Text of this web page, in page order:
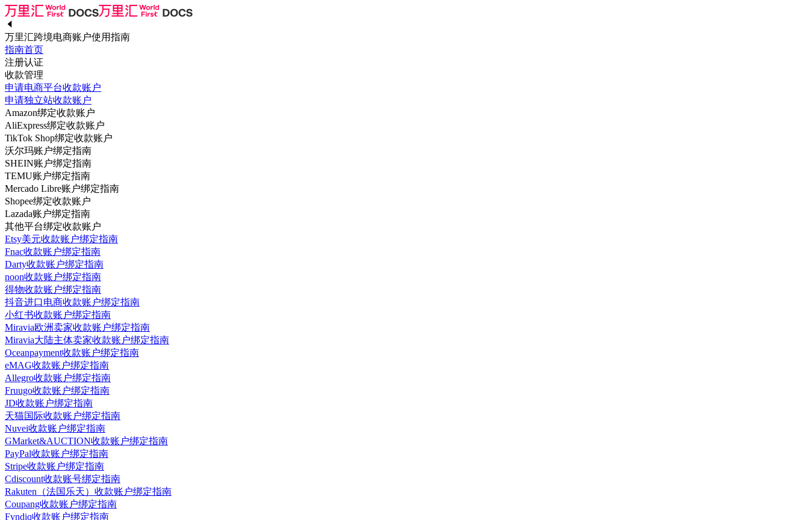
万里汇跨境电商账户使用指南
指南首页
注册认证
收款管理
申请电商平台收款账户
申请独立站收款账户
Amazon绑定收款账户
AliExpress绑定收款账户
TikTok Shop绑定收款账户
沃尔玛账户绑定指南
SHEIN账户绑定指南
TEMU账户绑定指南
Mercado Libre账户绑定指南
Shopee绑定收款账户
Lazada账户绑定指南
其他平台绑定收款账户
Etsy美元收款账户绑定指南
Fnac收款账户绑定指南
Darty收款账户绑定指南
noon收款账户绑定指南
得物收款账户绑定指南
抖音进口电商收款账户绑定指南
小红书收款账户绑定指南
Miravia欧洲卖家收款账户绑定指南
Miravia大陆主体卖家收款账户绑定指南
Oceanpayment收款账户绑定指南
eMAG收款账户绑定指南
Allegro收款账户绑定指南
Fruugo收款账户绑定指南
JD收款账户绑定指南
天猫国际收款账户绑定指南
Nuvei收款账户绑定指南
GMarket&AUCTION收款账户绑定指南
PayPal收款账户绑定指南
Stripe收款账户绑定指南
Cdiscount收款账号绑定指南
Rakuten（法国乐天）收款账户绑定指南
Coupang收款账户绑定指南
Fyndiq收款账户绑定指南